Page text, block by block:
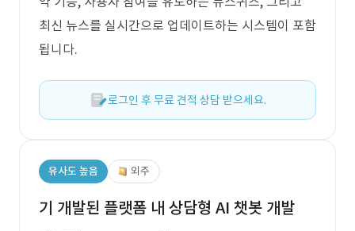
최신 뉴스를 실시간으로 업데이트하는 시스템이 포함
됩니다.
로그인 후 무료 견적 상담 받으세요.
유사도 높음 외주
기 개발된 플랫폼 내 상담형 AI 챗봇 개발